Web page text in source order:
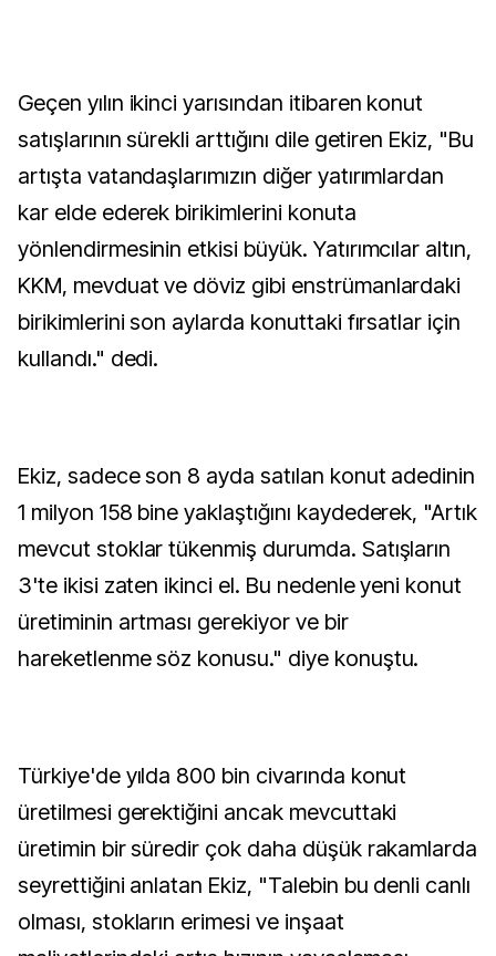
Geçen yılın ikinci yarısından itibaren konut
satışlarının sürekli arttığını dile getiren Ekiz, "Bu
artışta vatandaşlarımızın diğer yatırımlardan
kar elde ederek birikimlerini konuta
yönlendirmesinin etkisi büyük. Yatırımcılar altın,
KKM, mevduat ve döviz gibi enstrümanlardaki
birikimlerini son aylarda konuttaki fırsatlar için
kullandı." dedi.
Ekiz, sadece son 8 ayda satılan konut adedinin
1 milyon 158 bine yaklaştığını kaydederek, "Artık
mevcut stoklar tükenmiş durumda. Satışların
3'te ikisi zaten ikinci el. Bu nedenle yeni konut
üretiminin artması gerekiyor ve bir
hareketlenme söz konusu." diye konuştu.
Türkiye'de yılda 800 bin civarında konut
üretilmesi gerektiğini ancak mevcuttaki
üretimin bir süredir çok daha düşük rakamlarda
seyrettiğini anlatan Ekiz, "Talebin bu denli canlı
olması, stokların erimesi ve inşaat